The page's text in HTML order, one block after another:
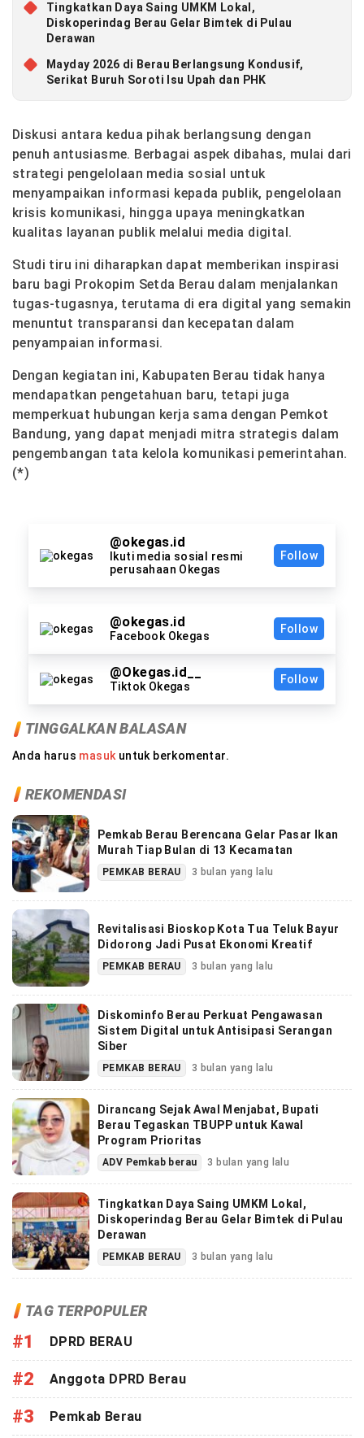
Tingkatkan Daya Saing UMKM Lokal,
Diskoperindag Berau Gelar Bimtek di Pulau
Derawan
Mayday 2026 di Berau Berlangsung Kondusif,
Serikat Buruh Soroti Isu Upah dan PHK
Diskusi antara kedua pihak berlangsung dengan
penuh antusiasme. Berbagai aspek dibahas, mulai dari
strategi pengelolaan media sosial untuk
menyampaikan informasi kepada publik, pengelolaan
krisis komunikasi, hingga upaya meningkatkan
kualitas layanan publik melalui media digital.
Studi tiru ini diharapkan dapat memberikan inspirasi
baru bagi Prokopim Setda Berau dalam menjalankan
tugas-tugasnya, terutama di era digital yang semakin
menuntut transparansi dan kecepatan dalam
penyampaian informasi.
Dengan kegiatan ini, Kabupaten Berau tidak hanya
mendapatkan pengetahuan baru, tetapi juga
memperkuat hubungan kerja sama dengan Pemkot
Bandung, yang dapat menjadi mitra strategis dalam
pengembangan tata kelola komunikasi pemerintahan.
(*)
@okegas.id
Ikuti media sosial resmi
perusahaan Okegas
Follow
@okegas.id
Facebook Okegas
Follow
@Okegas.id__
Tiktok Okegas
Follow
TINGGALKAN BALASAN
Anda harus masuk untuk berkomentar.
REKOMENDASI
Pemkab Berau Berencana Gelar Pasar Ikan
Murah Tiap Bulan di 13 Kecamatan
PEMKAB BERAU 3 bulan yang lalu
Revitalisasi Bioskop Kota Tua Teluk Bayur
Didorong Jadi Pusat Ekonomi Kreatif
PEMKAB BERAU 3 bulan yang lalu
Diskominfo Berau Perkuat Pengawasan
Sistem Digital untuk Antisipasi Serangan
Siber
PEMKAB BERAU 3 bulan yang lalu
Dirancang Sejak Awal Menjabat, Bupati
Berau Tegaskan TBUPP untuk Kawal
Program Prioritas
ADV Pemkab berau 3 bulan yang lalu
Tingkatkan Daya Saing UMKM Lokal,
Diskoperindag Berau Gelar Bimtek di Pulau
Derawan
PEMKAB BERAU 3 bulan yang lalu
TAG TERPOPULER
#1 DPRD BERAU
#2 Anggota DPRD Berau
#3 Pemkab Berau